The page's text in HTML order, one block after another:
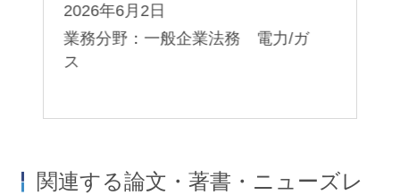
2026年6月2日
業務分野：一般企業法務 電力/ガ
ス
関連する論文・著書・ニューズレ